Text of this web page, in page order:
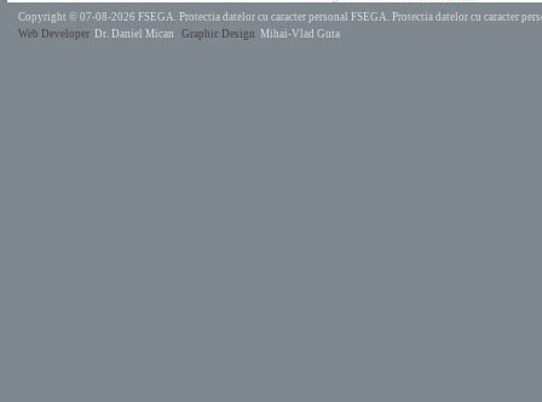
Copyright © 07-08-2026 FSEGA. Protectia datelor cu caracter personal FSEGA. Protectia datelor cu caracter
Web Developer Dr. Daniel Mican Graphic Design Mihai-Vlad Guta